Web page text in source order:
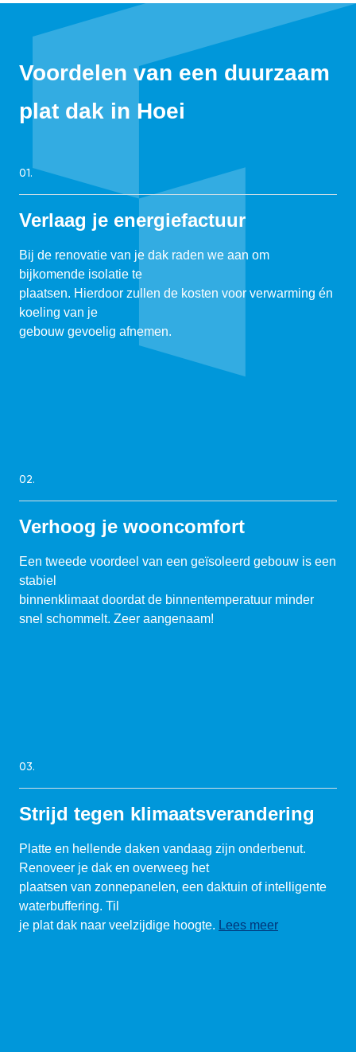
Voordelen van een duurzaam
plat dak in Hoei
01.
Verlaag je energiefactuur
Bij de renovatie van je dak raden we aan om
bijkomende isolatie te
plaatsen. Hierdoor zullen de kosten voor verwarming én
koeling van je
gebouw gevoelig afnemen.
02.
Verhoog je wooncomfort
Een tweede voordeel van een geïsoleerd gebouw is een
stabiel
binnenklimaat doordat de binnentemperatuur minder
snel schommelt. Zeer aangenaam!
03.
Strijd tegen klimaatsverandering
Platte en hellende daken vandaag zijn onderbenut.
Renoveer je dak en overweeg het
plaatsen van zonnepanelen, een daktuin of intelligente
waterbuffering. Til
je plat dak naar veelzijdige hoogte.
Lees meer